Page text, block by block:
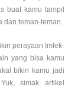
buat kamu tampil
teman-teman.
perayaan Imlek-
yang bisa kamu
bikin kamu jadi
simak artikel